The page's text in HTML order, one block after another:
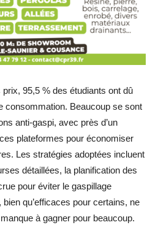
prix, 95,5 % des étudiants ont dû
consommation. Beaucoup se sont
anti-gaspi, avec près d’un
plateformes pour économiser
Les stratégies adoptées incluent
détaillées, la planification des
pour éviter le gaspillage
qu’efficaces pour certains, ne
à gagner pour beaucoup.